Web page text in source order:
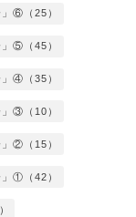
⑥（25）
⑤（45）
④（35）
③（10）
②（15）
①（42）